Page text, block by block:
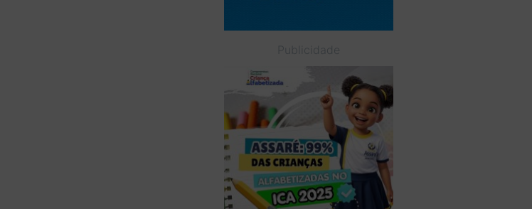
Publicidade